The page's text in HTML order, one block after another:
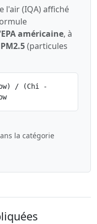
l'air (IQA) affiché
américaine, à
PM2.5(particules
/ (Chi -
la catégorie